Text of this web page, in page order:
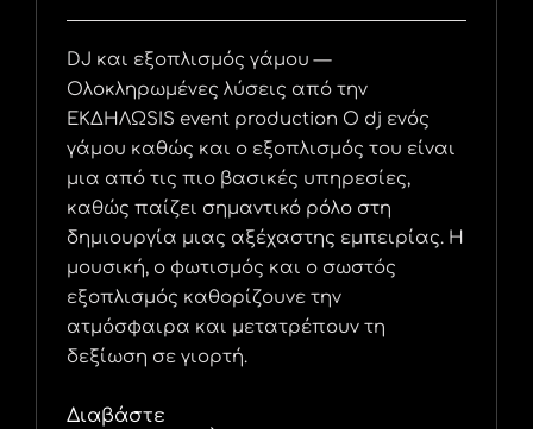
DJ και εξοπλισμός γάμου —
Ολοκληρωμένες λύσεις από την
ΕΚΔΗΛΩSIS event production Ο dj ενός
γάμου καθώς και ο εξοπλισμός του είναι
μια από τις πιο βασικές υπηρεσίες,
καθώς παίζει σημαντικό ρόλο στη
δημιουργία μιας αξέχαστης εμπειρίας. Η
μουσική, ο φωτισμός και ο σωστός
εξοπλισμός καθορίζουνε την
ατμόσφαιρα και μετατρέπουν τη
δεξίωση σε γιορτή.
Διαβάστε